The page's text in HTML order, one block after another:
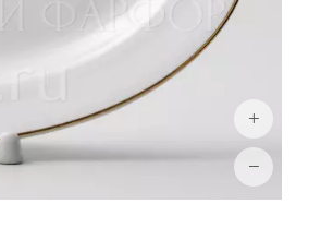
+
−